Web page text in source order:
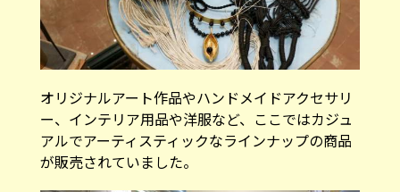
オリジナルアート作品やハンドメイドアクセサリ
ー、インテリア用品や洋服など、ここではカジュ
アルでアーティスティックなラインナップの商品
が販売されていました。